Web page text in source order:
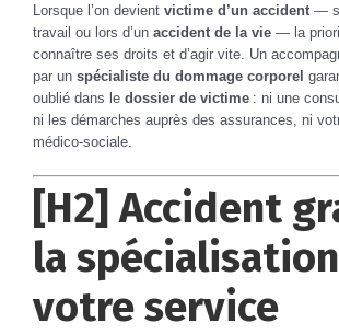
Lorsque l’on devient victime d’un accident —
travail ou lors d’un accident de la vie — la
connaître ses droits et d’agir vite. Un
par un spécialiste du dommage corporel
oublié dans le dossier de victime : ni une
ni les démarches auprès des assurances, ni
médico-sociale.
[H2] Accident
la
votre service